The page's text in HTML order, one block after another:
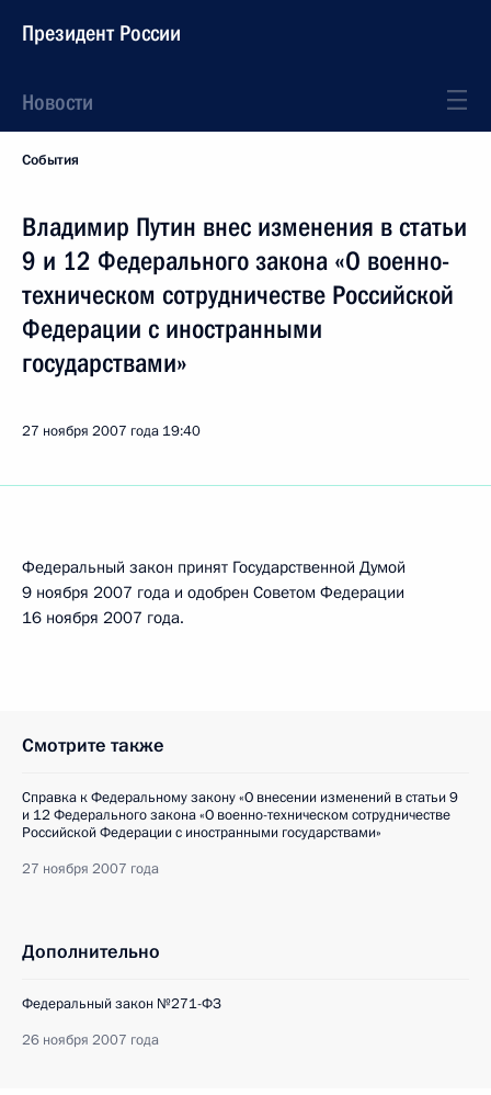
Президент России
Новости
События
Владимир Путин внес изменения в статьи
9 и 12 Федерального закона «О военно-
техническом сотрудничестве Российской
Федерации с иностранными
государствами»
27 ноября 2007 года 19:40
Федеральный закон принят Государственной Думой
9 ноября 2007 года и одобрен Советом Федерации
16 ноября 2007 года.
Смотрите также
Справка к Федеральному закону «О внесении изменений в статьи 9
и 12 Федерального закона «О военно-техническом сотрудничестве
Российской Федерации с иностранными государствами»
27 ноября 2007 года
Дополнительно
Федеральный закон №271-ФЗ
26 ноября 2007 года